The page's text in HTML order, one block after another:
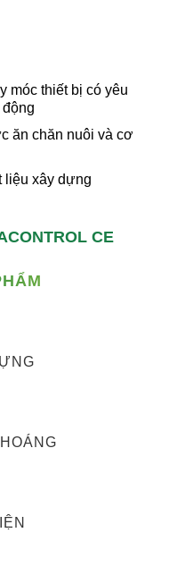
móc thiết bị có yêu
ăn chăn nuôi và cơ
liệu xây dựng
CE